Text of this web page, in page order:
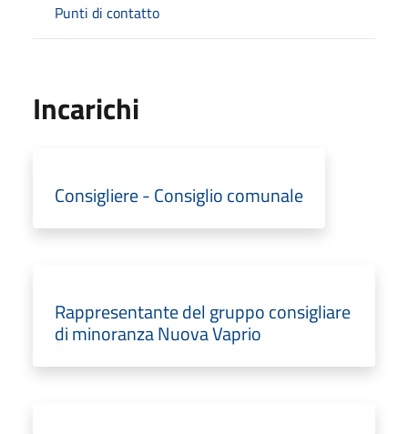
Punti di contatto
Incarichi
Consigliere - Consiglio comunale
Rappresentante del gruppo consigliare
di minoranza Nuova Vaprio